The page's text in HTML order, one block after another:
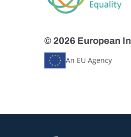
© 2026 European
An EU Agency